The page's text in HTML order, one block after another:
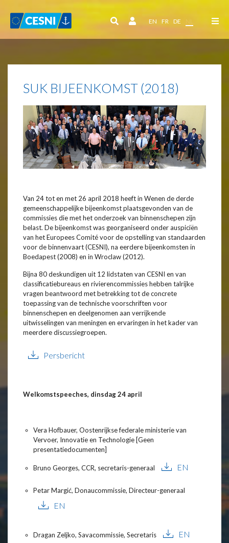
EN FR DE NL
SUK BIJEENKOMST (2018)
Van 24 tot en met 26 april 2018 heeft in Wenen de derde
gemeenschappelijke bijeenkomst plaatsgevonden van de
commissies die met het onderzoek van binnenschepen zijn
belast. De bijeenkomst was georganiseerd onder auspiciën
van het Europees Comité voor de opstelling van standaarden
voor de binnenvaart (CESNI), na eerdere bijeenkomsten in
Boedapest (2008) en in Wroclaw (2012).
Bijna 80 deskundigen uit 12 lidstaten van CESNI en van
classificatiebureaus en rivierencommissies hebben talrijke
vragen beantwoord met betrekking tot de concrete
toepassing van de technische voorschriften voor
binnenschepen en deelgenomen aan verrijkende
uitwisselingen van meningen en ervaringen in het kader van
meerdere discussiegroepen.
Persbericht
Welkomstspeeches, dinsdag 24 april
Vera Hofbauer, Oostenrijkse federale ministerie van
Vervoer, Innovatie en Technologie [Geen
presentatiedocumenten]
Bruno Georges, CCR, secretaris-generaal EN
Petar Margić, Donaucommissie, Directeur-generaal
EN
Dragan Zeljko, Savacommissie, Secretaris EN